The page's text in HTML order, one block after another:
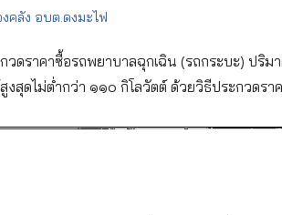
คลัง อบต.ดงมะไฟ
วดราคาซื้อรถพยาบาลฉุกเฉิน (รถกระบะ) ปริ
งสุดไม่ต่ำกว่า ๑๑๐ กิโลวัตต์ ด้วยวิธีประกวดรา